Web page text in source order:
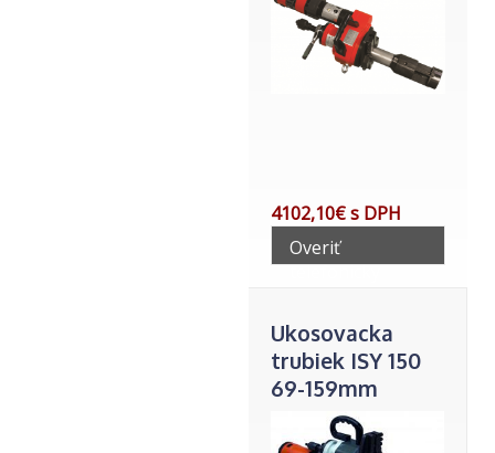
4102,10€ s DPH
Overiť
telefonicky
Ukosovacka
trubiek ISY 150
69-159mm
vnutor.